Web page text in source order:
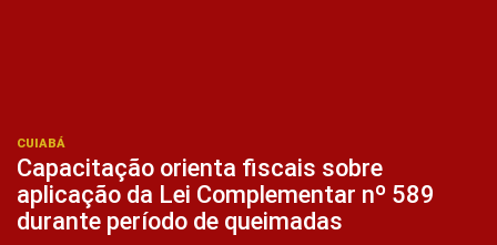
CUIABÁ
Capacitação orienta fiscais sobre
aplicação da Lei Complementar nº 589
durante período de queimadas